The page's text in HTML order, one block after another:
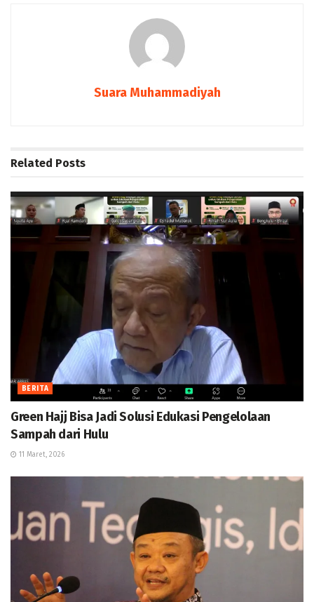
Suara Muhammadiyah
Related Posts
BERITA
Green Hajj Bisa Jadi Solusi Edukasi Pengelolaan
Sampah dari Hulu
11 Maret, 2026